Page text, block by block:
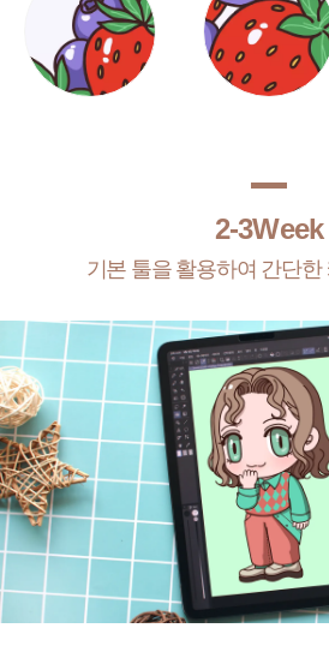
2-3Week
기본 툴을 활용하여 간단한